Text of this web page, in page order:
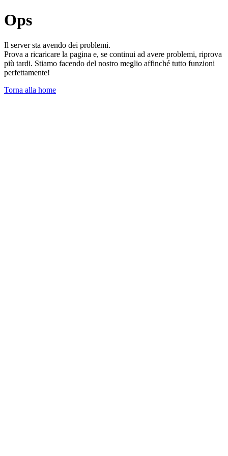
Ops
Il server sta avendo dei problemi.
Prova a ricaricare la pagina e, se continui ad avere problemi, riprova
più tardi. Stiamo facendo del nostro meglio affinché tutto funzioni
perfettamente!
Torna alla home